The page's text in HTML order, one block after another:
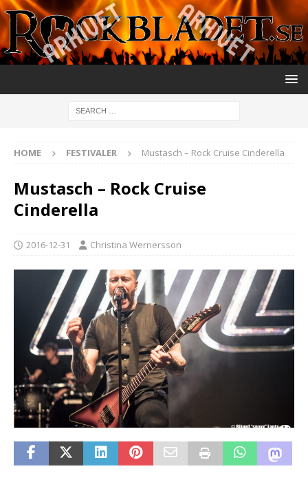
HOME FESTIVALER Mustasch – Rock Cruise Cinderella
Mustasch – Rock Cruise
Cinderella
2016-12-31 Christina Wernersson